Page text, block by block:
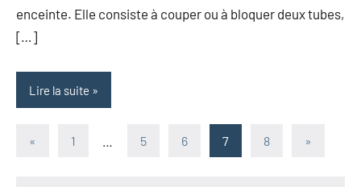
enceinte. Elle consiste à couper ou à bloquer deux tubes,
[…]
Lire la suite
Pagination
« Publications
1 5 6 7 8
Articles
»